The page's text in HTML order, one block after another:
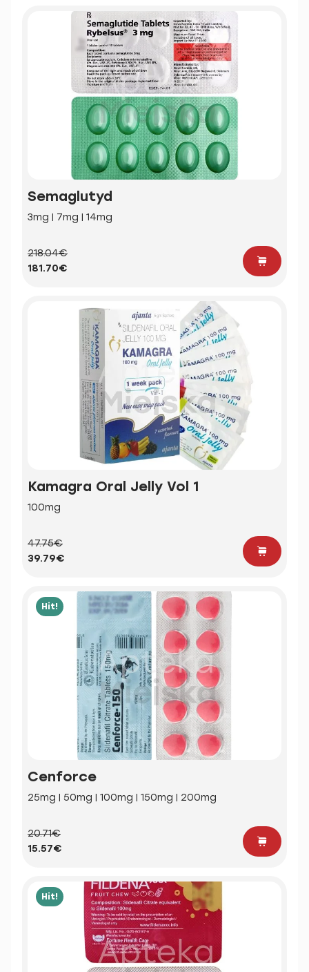
Semaglutyd
3mg | 7mg | 14mg
218.04€
181.70€
Kamagra Oral Jelly Vol 1
100mg
47.75€
39.79€
Hit!
Cenforce
25mg | 50mg | 100mg | 150mg | 200mg
20.71€
15.57€
Hit!